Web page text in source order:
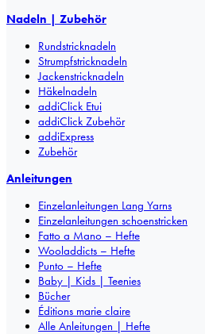
Nadeln | Zubehör
Rundstricknadeln
Strumpfstricknadeln
Jackenstricknadeln
Häkelnadeln
addiClick Etui
addiClick Zubehör
addiExpress
Zubehör
Anleitungen
Einzelanleitungen Lang Yarns
Einzelanleitungen schoenstricken
Fatto a Mano – Hefte
Wooladdicts – Hefte
Punto – Hefte
Baby | Kids | Teenies
Bücher
Éditions marie claire
Alle Anleitungen | Hefte